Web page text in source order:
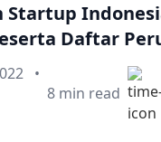
Startup
Daftar
•
Min read
8 min read